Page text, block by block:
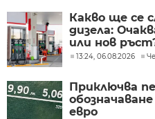
Какво ще се
дизела:
или нов
13:24, 06.08.2026
Приключва
евро